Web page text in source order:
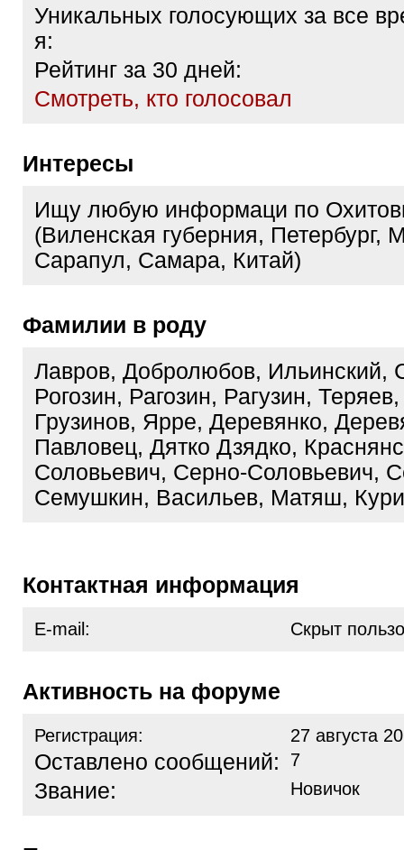
Уникальных голосующих за все
я:
Рейтинг за 30 дней:
Cмотреть, кто голосовал
Интересы
Ищу любую информаци по
(Виленская губерния, Петербург,
Сарапул, Самара, Китай)
Фамилии в роду
Лавров, Добролюбов, Ильинский,
Рогозин, Рагозин, Рагузин,
Грузинов, Ярре, Деревянко,
Павловец, Дятко Дзядко,
Соловьевич, Серно-Соловьевич,
Семушкин, Васильев, Матяш,
Контактная информация
E-mail: Скрыт
Активность на форуме
Регистрация: 27 августа
Оставлено сообщений: 7
Звание: Новичок